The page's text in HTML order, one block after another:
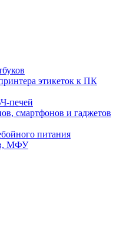
этикеток к ПК
печей
смартфонов и гаджетов
питания
МФУ